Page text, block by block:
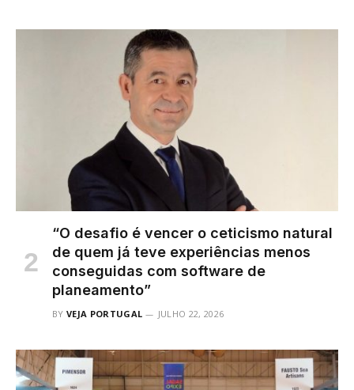
“O desafio é vencer o ceticismo natural
de quem já teve experiências menos
conseguidas com software de
planeamento”
BY VEJA PORTUGAL JULHO 22, 2026